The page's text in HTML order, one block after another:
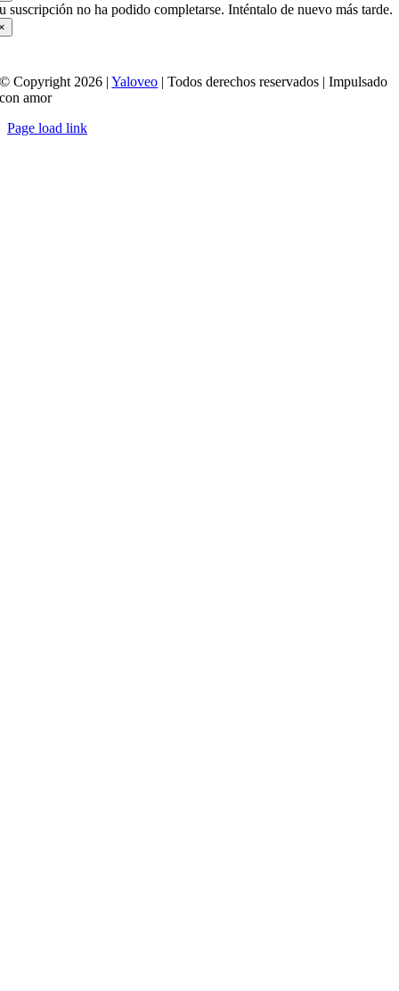
suscripción no ha podido completarse. Inténtalo de nuevo más tarde.
© Copyright 2026 |Yaloveo | Todos derechos reservados | Impulsado
con amor
Page load link